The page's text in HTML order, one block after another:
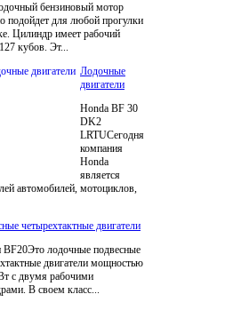
бензиновый мотор
подойдет для любой прогулки
Цилиндр имеет рабочий
кубов. Эт...
Лодочные
двигатели
Honda BF 30
DK2
LRTUСегодня
компания
Honda
является
автомобилей, мотоциклов,
четырехтактные двигатели
BF20Это лодочные подвесные
двигатели мощностью
с двумя рабочими
В своем класс...